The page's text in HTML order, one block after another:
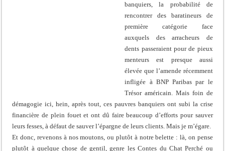
banquiers, la probabilité de
rencontrer des baratineurs de
première catégorie face
auxquels des arracheurs de
dents passeraient pour de pieux
menteurs est presque aussi
élevée que l’amende récemment
infligée à BNP Paribas par le
Trésor américain. Mais foin de
démagogie ici, hein, après tout, ces pauvres banquiers ont subi la crise
financière de plein fouet et ont dû faire beaucoup d’efforts pour sauver
leurs fesses, à défaut de sauver l’épargne de leurs clients. Mais je m’égare.
Et donc, revenons à nos moutons, ou plutôt à notre belette : là, on pense
plutôt à quelque chose de gentil, genre les Contes du Chat Perché ou